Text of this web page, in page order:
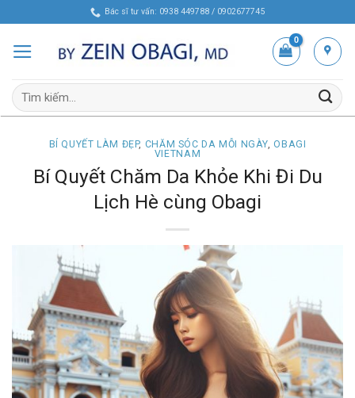
content
Bác sĩ tư vấn: 0938 449788 / 0902677745
Tìm
kiếm:
BÍ QUYẾT LÀM ĐẸP, CHĂM SÓC DA MỖI NGÀY,OBAGI
VIETNAM
Bí Quyết Chăm Da Khỏe Khi Đi Du
Lịch Hè cùng Obagi